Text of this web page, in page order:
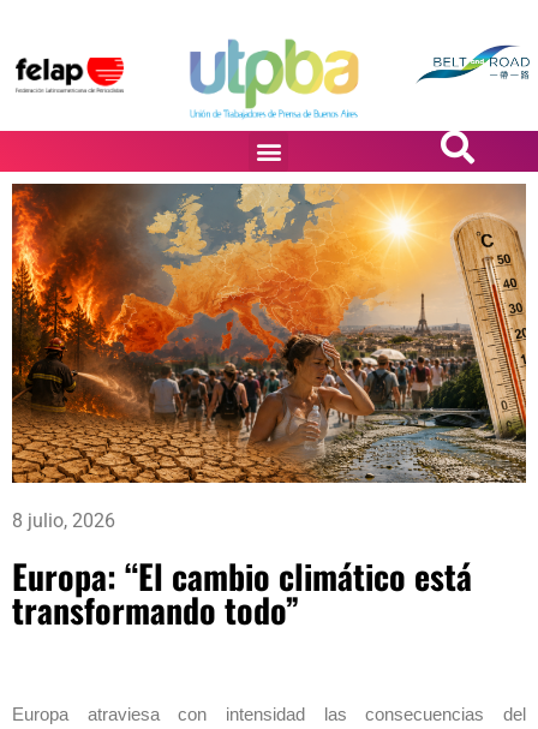
8 julio, 2026
Europa: “El cambio climático está
transformando todo”
Europa atraviesa con intensidad las consecuencias del